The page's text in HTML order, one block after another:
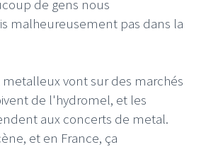
de gens nous
malheureusement pas dans la
metalleux vont sur des marchés
de l'hydromel, et les
aux concerts de metal.
et en France, ça